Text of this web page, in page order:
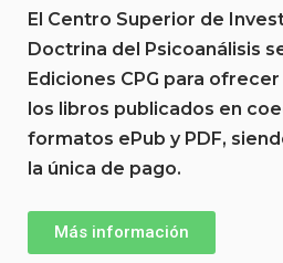
El Centro Superior de
Doctrina del Psicoanálisis
Ediciones CPG para
los libros publicados en
formatos ePub y PDF,
la única de pago.
Más información